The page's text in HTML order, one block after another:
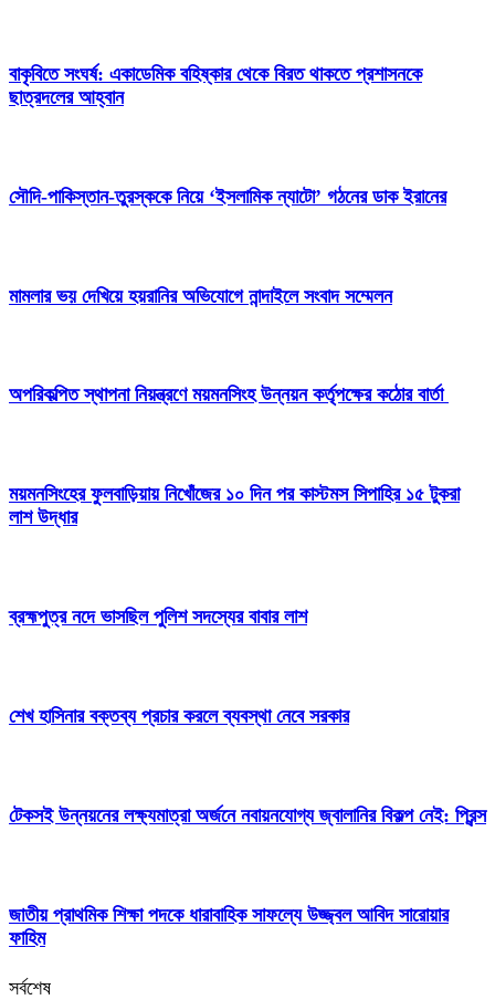
বাকৃবিতে সংঘর্ষ: একাডেমিক বহিষ্কার থেকে বিরত থাকতে প্রশাসনকে
ছাত্রদলের আহ্বান
সৌদি-পাকিস্তান-তুরস্ককে নিয়ে ‘ইসলামিক ন্যাটো’ গঠনের ডাক ইরানের
মামলার ভয় দেখিয়ে হয়রানির অভিযোগে নান্দাইলে সংবাদ সম্মেলন
অপরিকল্পিত স্থাপনা নিয়ন্ত্রণে ময়মনসিংহ উন্নয়ন কর্তৃপক্ষের কঠোর বার্তা
ময়মনসিংহের ফুলবাড়িয়ায় নিখোঁজের ১০ দিন পর কাস্টমস সিপাহির ১৫ টুকরা
লাশ উদ্ধার
ব্রহ্মপুত্র নদে ভাসছিল পুলিশ সদস্যের বাবার লাশ
শেখ হাসিনার বক্তব্য প্রচার করলে ব্যবস্থা নেবে সরকার
টেকসই উন্নয়নের লক্ষ্যমাত্রা অর্জনে নবায়নযোগ্য জ্বালানির বিকল্প নেই: প্রিন্স
জাতীয় প্রাথমিক শিক্ষা পদকে ধারাবাহিক সাফল্যে উজ্জ্বল আবিদ সারোয়ার
ফাহিম
সর্বশেষ